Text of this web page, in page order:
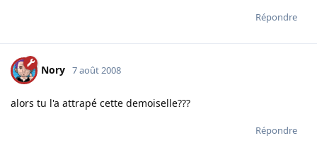
Répondre
Nory 7 août 2008
alors tu l'a attrapé cette demoiselle???
Répondre